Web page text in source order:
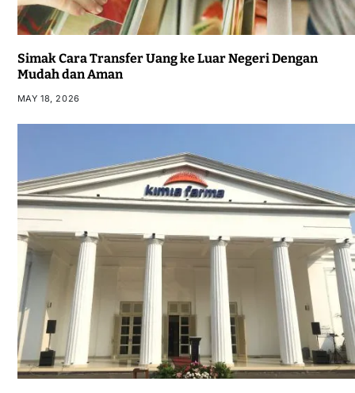
Simak Cara Transfer Uang ke Luar Negeri Dengan
Mudah dan Aman
MAY 18, 2026